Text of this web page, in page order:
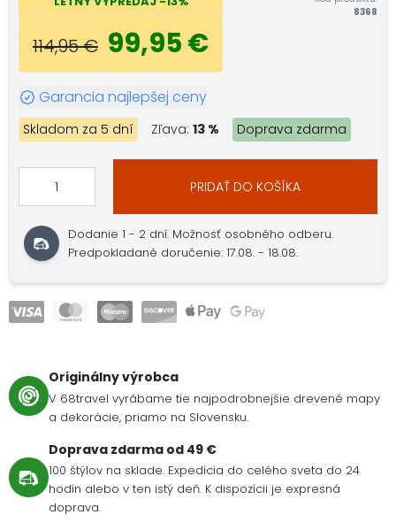
114,95 € 99,95 €
8368
Garancia najlepšej ceny
Skladom za 5 dní Zľava: 13 % Doprava zdarma
PRIDAŤ DO KOŠÍKA
Dodanie 1 - 2 dní. Možnosť osobného odberu.
Predpokladané doručenie: 17.08. - 18.08.
Originálny výrobca
V 68travel vyrábame tie najpodrobnejšie drevené mapy
a dekorácie, priamo na Slovensku.
Doprava zdarma od 49 €
100 štýlov na sklade. Expedícia do celého sveta do 24
hodín alebo v ten istý deň. K dispozícii je expresná
doprava.